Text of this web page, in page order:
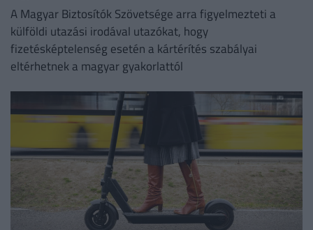
A Magyar Biztosítók Szövetsége arra figyelmezteti a
külföldi utazási irodával utazókat, hogy
fizetésképtelenség esetén a kártérítés szabályai
eltérhetnek a magyar gyakorlattól